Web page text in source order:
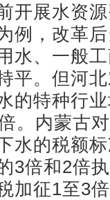
展水资源
例，改革
水、一般
平。但河
的特种行
。内蒙古
水的税额
3倍和2倍
加征1至3倍